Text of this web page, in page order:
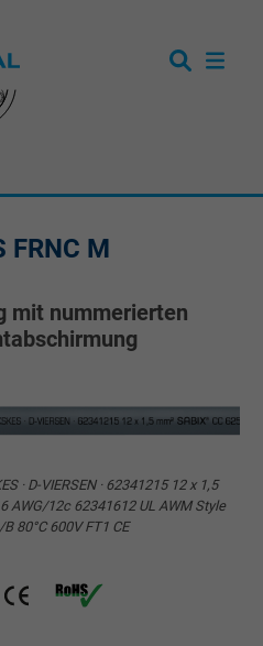
FRNC M
mit nummerierten
· D-VIERSEN · 62341215 12 x 1,5
AWG/12c 62341612 UL AWM Style
80°C 600V FT1 CE